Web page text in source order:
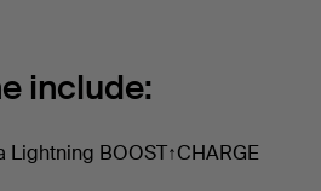
include:
Lightning BOOST↑CHARGE